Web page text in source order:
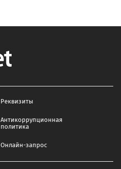
Реквизиты
Антикоррупционная
политика
Онлайн-запрос